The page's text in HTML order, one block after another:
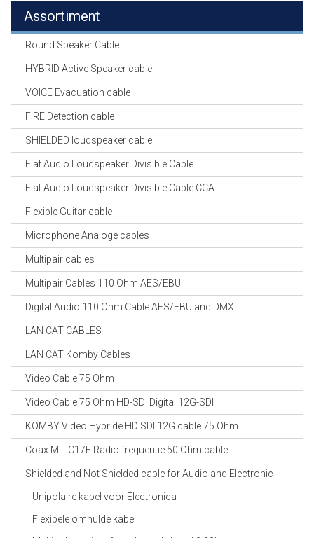
Assortiment
Round Speaker Cable
HYBRID Active Speaker cable
VOICE Evacuation cable
FIRE Detection cable
SHIELDED loudspeaker cable
Flat Audio Loudspeaker Divisible Cable
Flat Audio Loudspeaker Divisible Cable CCA
Flexible Guitar cable
Microphone Analoge cables
Multipair cables
Multipair Cables 110 Ohm AES/EBU
Digital Audio 110 Ohm Cable AES/EBU and DMX
LAN CAT CABLES
LAN CAT Komby Cables
Video Cable 75 Ohm
Video Cable 75 Ohm HD-SDI Digital 12G-SDI
KOMBY Video Hybride HD SDI 12G cable 75 Ohm
Coax MIL C17F Radio frequentie 50 Ohm cable
Shielded and Not Shielded cable for Audio and Electronic
Unipolaire kabel voor Electronica
Flexibele omhulde kabel